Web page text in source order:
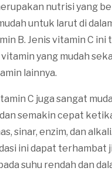
nutrisi yang
untuk larut di
B. Jenis vitamin C ini
yang mudah
lainnya.
C juga sangat
semakin cepat
sinar, enzim, dan
ini dapat terhambat
suhu rendah dan